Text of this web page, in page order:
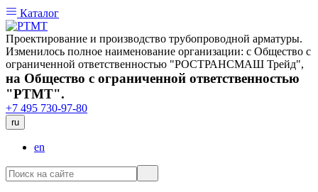
Каталог
Проектирование и производство трубопроводной арматуры.
Изменилось полное наименование организации: с Общество с
ограниченной ответственностью "РОСТРАНСМАШ Трейд",
на Общество с ограниченной ответственностью
"РТМТ".
+7 495 730-97-80
ru
en